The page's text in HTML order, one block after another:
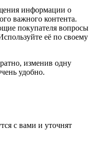
информации о
важного контента.
покупателя вопросы
её по своему
изменив одну
удобно.
с вами и уточнят